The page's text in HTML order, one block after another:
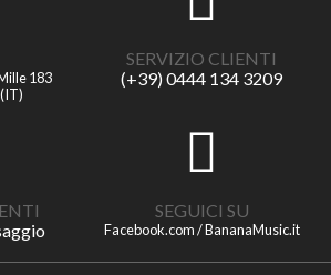
183
SERVIZIO CLIENTI
(+39) 0444 134 3209
SEGUICI SU
Facebook.com / BananaMusic.it